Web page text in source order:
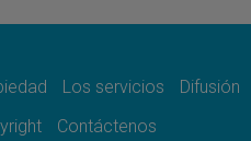
cristiano"
Los servicios
Difusión
Contáctenos